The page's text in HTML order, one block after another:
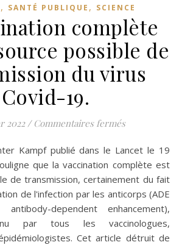
, SANTÉ PUBLIQUE , SCIENCE
complète
possible de
du virus
Covid-19.
2022 / Commentaires ferméssur La
que la vaccination complète est
de transmission, certainement du fait
de l'infection par les anticorps (ADE
dependent enhancement),
par tous les vaccinologues,
Cet article détruit de